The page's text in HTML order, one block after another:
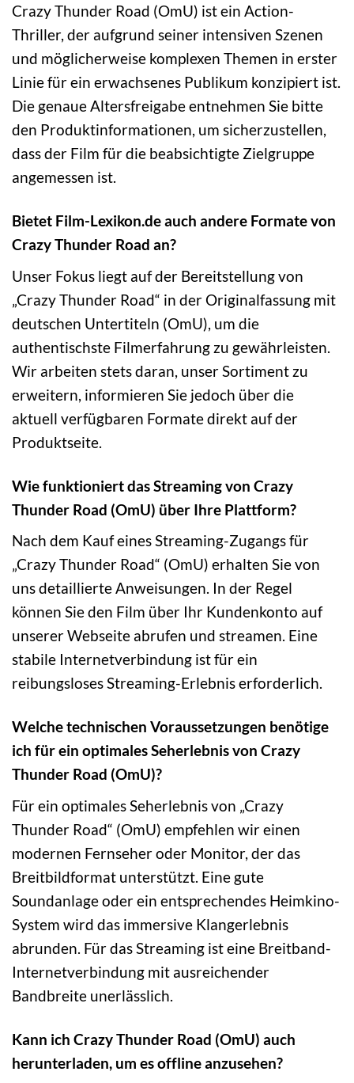
Crazy Thunder Road (OmU) ist ein Action-
Thriller, der aufgrund seiner intensiven Szenen
und möglicherweise komplexen Themen in erster
Linie für ein erwachsenes Publikum konzipiert ist.
Die genaue Altersfreigabe entnehmen Sie bitte
den Produktinformationen, um sicherzustellen,
dass der Film für die beabsichtigte Zielgruppe
angemessen ist.
Bietet Film-Lexikon.de auch andere Formate von
Crazy Thunder Road an?
Unser Fokus liegt auf der Bereitstellung von
„Crazy Thunder Road“ in der Originalfassung mit
deutschen Untertiteln (OmU), um die
authentischste Filmerfahrung zu gewährleisten.
Wir arbeiten stets daran, unser Sortiment zu
erweitern, informieren Sie jedoch über die
aktuell verfügbaren Formate direkt auf der
Produktseite.
Wie funktioniert das Streaming von Crazy
Thunder Road (OmU) über Ihre Plattform?
Nach dem Kauf eines Streaming-Zugangs für
„Crazy Thunder Road“ (OmU) erhalten Sie von
uns detaillierte Anweisungen. In der Regel
können Sie den Film über Ihr Kundenkonto auf
unserer Webseite abrufen und streamen. Eine
stabile Internetverbindung ist für ein
reibungsloses Streaming-Erlebnis erforderlich.
Welche technischen Voraussetzungen benötige
ich für ein optimales Seherlebnis von Crazy
Thunder Road (OmU)?
Für ein optimales Seherlebnis von „Crazy
Thunder Road“ (OmU) empfehlen wir einen
modernen Fernseher oder Monitor, der das
Breitbildformat unterstützt. Eine gute
Soundanlage oder ein entsprechendes Heimkino-
System wird das immersive Klangerlebnis
abrunden. Für das Streaming ist eine Breitband-
Internetverbindung mit ausreichender
Bandbreite unerlässlich.
Kann ich Crazy Thunder Road (OmU) auch
herunterladen, um es offline anzusehen?